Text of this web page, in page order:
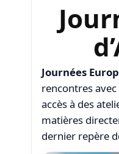
Journées
rencontres
accès à des
matières
dernier repère